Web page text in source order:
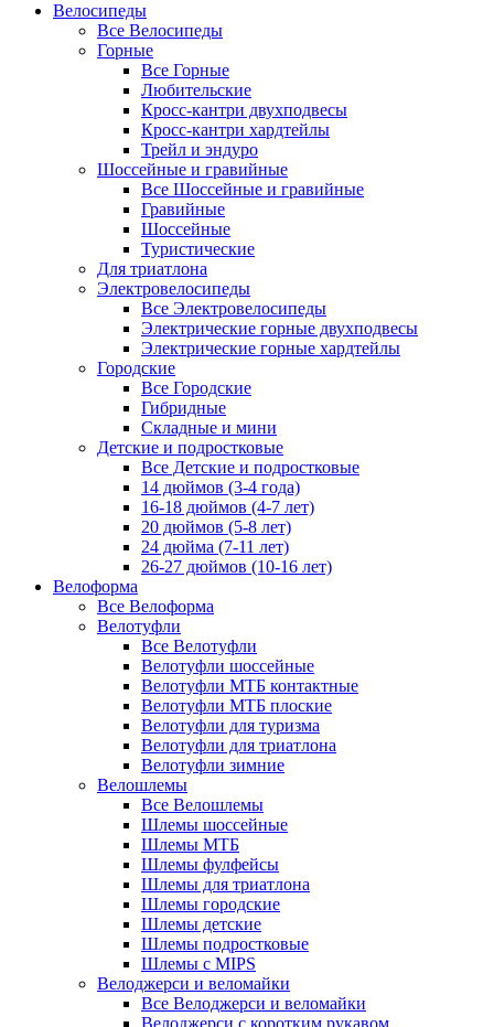
Велосипеды
Все Велосипеды
Горные
Все Горные
Любительские
Кросс-кантри двухподвесы
Кросс-кантри хардтейлы
Трейл и эндуро
Шоссейные и гравийные
Все Шоссейные и гравийные
Гравийные
Шоссейные
Туристические
Для триатлона
Электровелосипеды
Все Электровелосипеды
Электрические горные двухподвесы
Электрические горные хардтейлы
Городские
Все Городские
Гибридные
Складные и мини
Детские и подростковые
Все Детские и подростковые
14 дюймов (3-4 года)
16-18 дюймов (4-7 лет)
20 дюймов (5-8 лет)
24 дюйма (7-11 лет)
26-27 дюймов (10-16 лет)
Велоформа
Все Велоформа
Велотуфли
Все Велотуфли
Велотуфли шоссейные
Велотуфли МТБ контактные
Велотуфли МТБ плоские
Велотуфли для туризма
Велотуфли для триатлона
Велотуфли зимние
Велошлемы
Все Велошлемы
Шлемы шоссейные
Шлемы МТБ
Шлемы фулфейсы
Шлемы для триатлона
Шлемы городские
Шлемы детские
Шлемы подростковые
Шлемы с MIPS
Велоджерси и веломайки
Все Велоджерси и веломайки
Велоджерси с коротким рукавом